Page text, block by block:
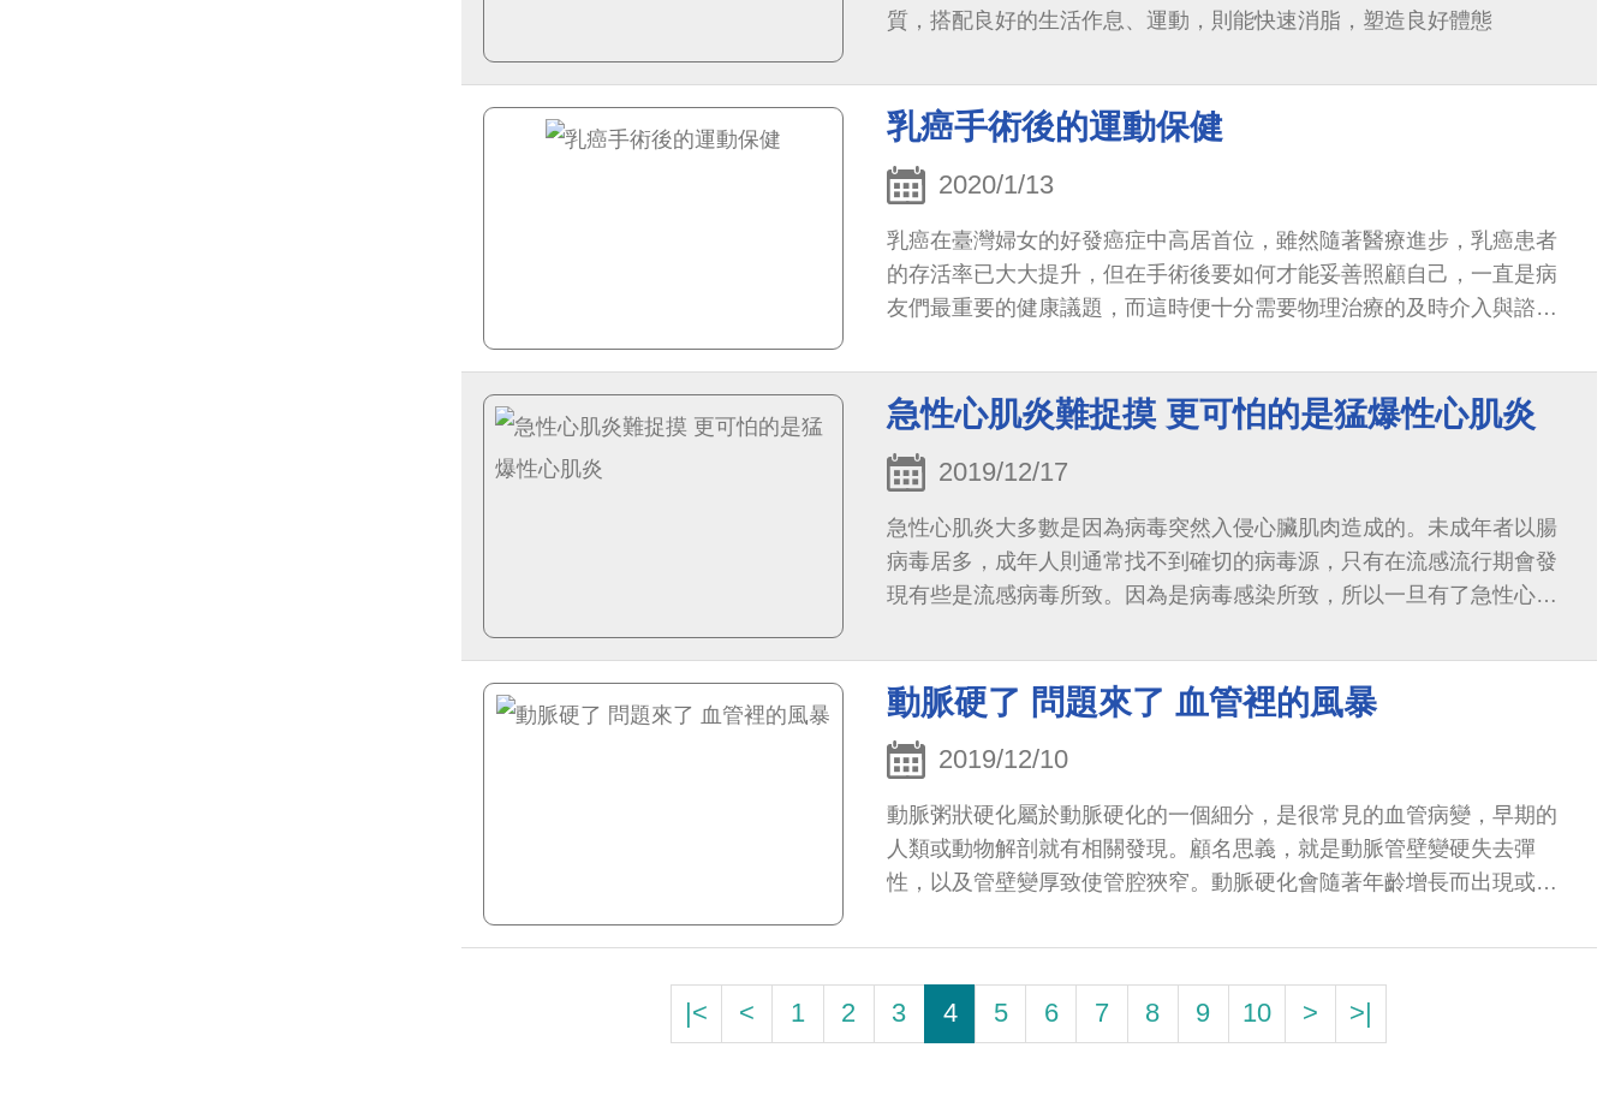
質，搭配良好的生活作息、運動，則能快速消脂，塑造良好體態
乳癌手術後的運動保健
2020/1/13
乳癌在臺灣婦女的好發癌症中高居首位，雖然隨著醫療進步，乳癌患者
的存活率已大大提升，但在手術後要如何才能妥善照顧自己，一直是病
友們最重要的健康議題，而這時便十分需要物理治療的及時介入與諮
急性心肌炎難捉摸 更可怕的是猛爆性心肌炎
2019/12/17
急性心肌炎大多數是因為病毒突然入侵心臟肌肉造成的。未成年者以腸
病毒居多，成年人則通常找不到確切的病毒源，只有在流感流行期會發
現有些是流感病毒所致。因為是病毒感染所致，所以一旦有了急性心肌
動脈硬了 問題來了 血管裡的風暴
2019/12/10
動脈粥狀硬化屬於動脈硬化的一個細分，是很常見的血管病變，早期的
人類或動物解剖就有相關發現。顧名思義，就是動脈管壁變硬失去彈
性，以及管壁變厚致使管腔狹窄。動脈硬化會隨著年齡增長而出現或加
|< < 1 2 3 4 5 6 7 8 9 10 > >|